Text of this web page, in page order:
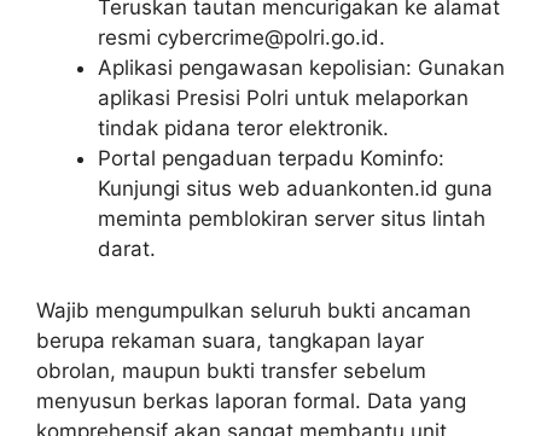
Teruskan tautan mencurigakan ke alamat
resmi cybercrime@polri.go.id.
Aplikasi pengawasan kepolisian: Gunakan
aplikasi Presisi Polri untuk melaporkan
tindak pidana teror elektronik.
Portal pengaduan terpadu Kominfo:
Kunjungi situs web aduankonten.id guna
meminta pemblokiran server situs lintah
darat.
Wajib mengumpulkan seluruh bukti ancaman
berupa rekaman suara, tangkapan layar
obrolan, maupun bukti transfer sebelum
menyusun berkas laporan formal. Data yang
komprehensif akan sangat membantu unit